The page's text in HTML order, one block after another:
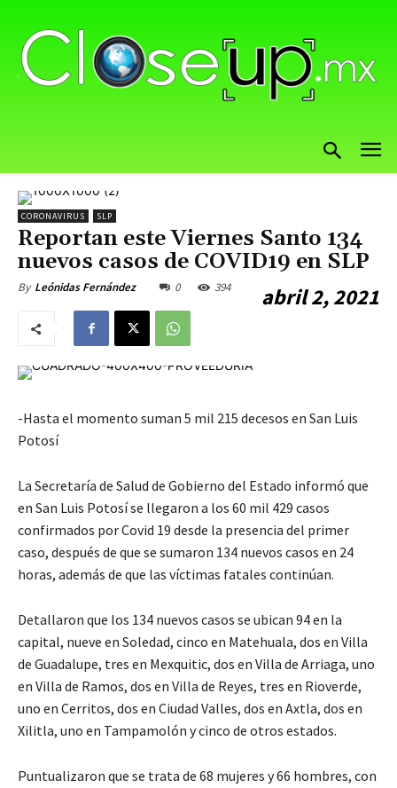
CORONAVIRUS SLP
Reportan este Viernes Santo 134
nuevos casos de COVID19 en SLP
By Leónidas Fernández abril 2, 2021
0 394
-Hasta el momento suman 5 mil 215 decesos en San Luis
Potosí
La Secretaría de Salud de Gobierno del Estado informó que
en San Luis Potosí se llegaron a los 60 mil 429 casos
confirmados por Covid 19 desde la presencia del primer
caso, después de que se sumaron 134 nuevos casos en 24
horas, además de que las víctimas fatales continúan.
Detallaron que los 134 nuevos casos se ubican 94 en la
capital, nueve en Soledad, cinco en Matehuala, dos en Villa
de Guadalupe, tres en Mexquitic, dos en Villa de Arriaga, uno
en Villa de Ramos, dos en Villa de Reyes, tres en Rioverde,
uno en Cerritos, dos en Ciudad Valles, dos en Axtla, dos en
Xilitla, uno en Tampamolón y cinco de otros estados.
Puntualizaron que se trata de 68 mujeres y 66 hombres, con